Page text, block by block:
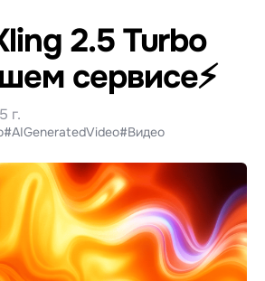
2.5 Turbo
сервисе⚡️
г.
#AIGeneratedVideo#Видео